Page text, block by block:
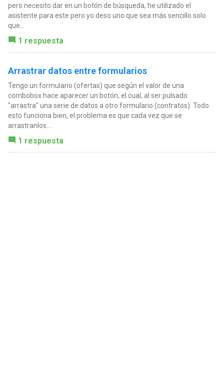
pero necesito dar en un botón de búsqueda, he utilizado el
asistente para este pero yo deso uno que sea más sencillo solo
que...
1 respuesta
Arrastrar datos entre formularios
Tengo un formulario (ofertas) que según el valor de una
combobox hace aparecer un botón, el cual, al ser pulsado
"arrastra" una serie de datos a otro formulario (contratos). Todo
esto funciona bien, el problema es que cada vez que se
arrastranlos...
1 respuesta